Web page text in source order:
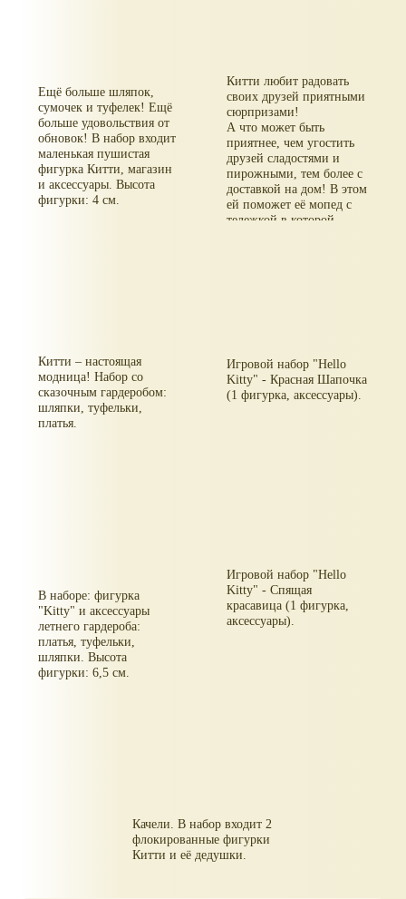
Ещё больше шляпок,
сумочек и туфелек! Ещё
больше удовольствия от
обновок! В набор входит
маленькая пушистая
фигурка Китти, магазин
и аксессуары. Высота
фигурки: 4 см.
Китти любит радовать
своих друзей приятными
сюрпризами!
А что может быть
приятнее, чем угостить
друзей сладостями и
пирожными, тем более с
доставкой на дом! В этом
ей поможет её мопед с
тележкой в которой
Китти – настоящая
модница! Набор со
сказочным гардеробом:
шляпки, туфельки,
платья.
Игровой набор "Hello
Kitty" - Красная Шапочка
(1 фигурка, аксессуары).
В наборе: фигурка
"Kitty" и аксессуары
летнего гардероба:
платья, туфельки,
шляпки. Высота
фигурки: 6,5 см.
Игровой набор "Hello
Kitty" - Спящая
красавица (1 фигурка,
аксессуары).
Качели. В набор входит 2
флокированные фигурки
Китти и её дедушки.